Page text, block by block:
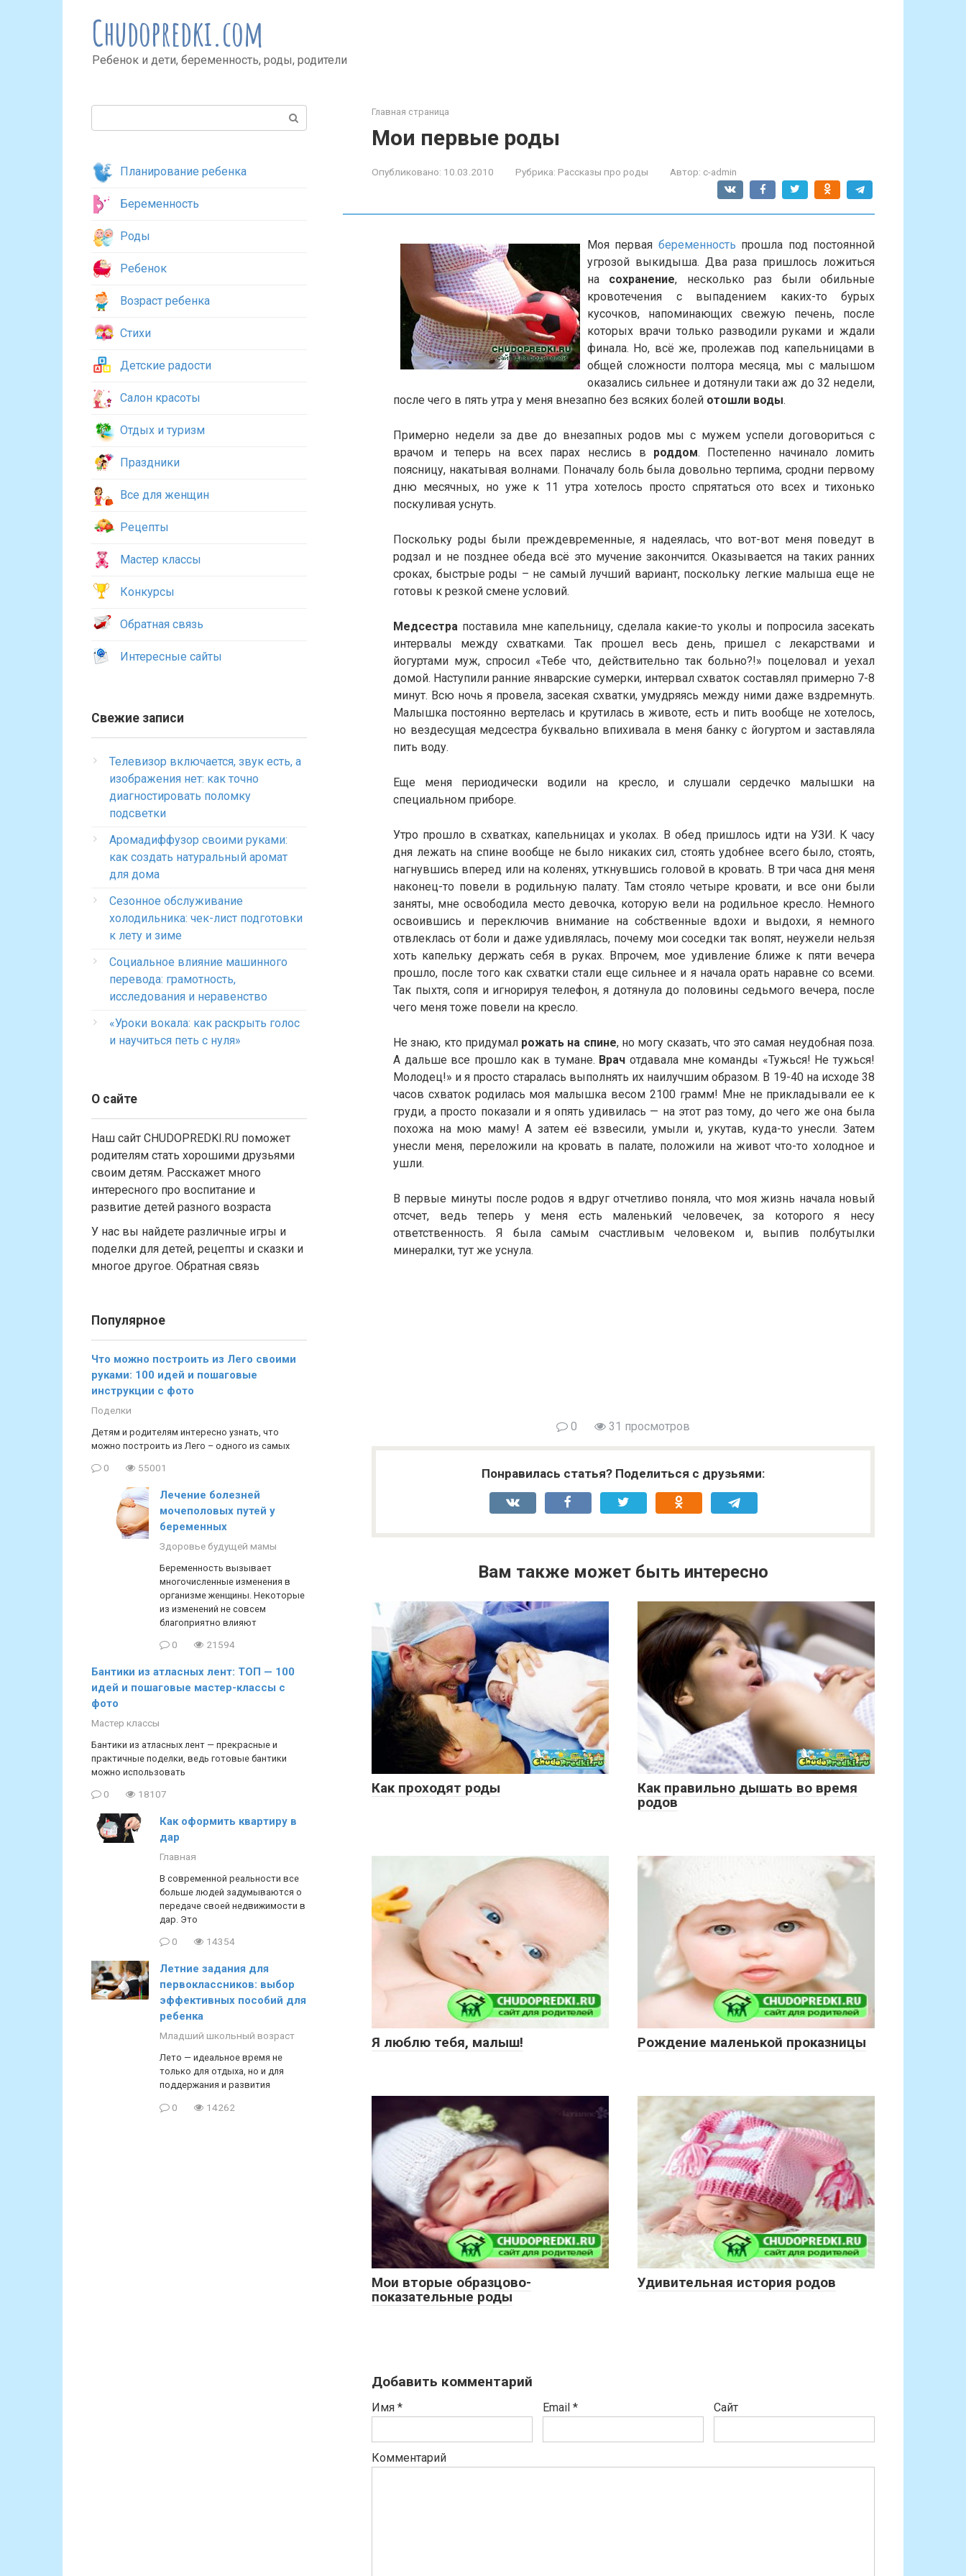
Chudopredki.com
Ребенок и дети, беременность, роды, родители
Главная страница
Мои первые роды
Опубликовано: 10.03.2010 Рубрика: Рассказы про роды Автор: c-admin
Моя первая беременность прошла под постоянной
угрозой выкидыша. Два раза пришлось ложиться
на сохранение, несколько раз были обильные
кровотечения с выпадением каких-то бурых
кусочков, напоминающих свежую печень, после
которых врачи только разводили руками и ждали
финала. Но, всё же, пролежав под капельницами в
общей сложности полтора месяца, мы с малышом
оказались сильнее и дотянули таки аж до 32 недели,
после чего в пять утра у меня внезапно без всяких болей отошли воды.
Примерно недели за две до внезапных родов мы с мужем успели договориться с
врачом и теперь на всех парах неслись в роддом. Постепенно начинало ломить
поясницу, накатывая волнами. Поначалу боль была довольно терпима, сродни первому
дню месячных, но уже к 11 утра хотелось просто спрятаться ото всех и тихонько
поскуливая уснуть.
Поскольку роды были преждевременные, я надеялась, что вот-вот меня поведут в
родзал и не позднее обеда всё это мучение закончится. Оказывается на таких ранних
сроках, быстрые роды – не самый лучший вариант, поскольку легкие малыша еще не
готовы к резкой смене условий.
Медсестра поставила мне капельницу, сделала какие-то уколы и попросила засекать
интервалы между схватками. Так прошел весь день, пришел с лекарствами и
йогуртами муж, спросил «Тебе что, действительно так больно?!» поцеловал и уехал
домой. Наступили ранние январские сумерки, интервал схваток составлял примерно 7-8
минут. Всю ночь я провела, засекая схватки, умудряясь между ними даже вздремнуть.
Малышка постоянно вертелась и крутилась в животе, есть и пить вообще не хотелось,
но вездесущая медсестра буквально впихивала в меня банку с йогуртом и заставляла
пить воду.
Еще меня периодически водили на кресло, и слушали сердечко малышки на
специальном приборе.
Утро прошло в схватках, капельницах и уколах. В обед пришлось идти на УЗИ. К часу
дня лежать на спине вообще не было никаких сил, стоять удобнее всего было, стоять,
нагнувшись вперед или на коленях, уткнувшись головой в кровать. В три часа дня меня
наконец-то повели в родильную палату. Там стояло четыре кровати, и все они были
заняты, мне освободила место девочка, которую вели на родильное кресло. Немного
освоившись и переключив внимание на собственные вдохи и выдохи, я немного
отвлеклась от боли и даже удивлялась, почему мои соседки так вопят, неужели нельзя
хоть капельку держать себя в руках. Впрочем, мое удивление ближе к пяти вечера
прошло, после того как схватки стали еще сильнее и я начала орать наравне со всеми.
Так пыхтя, сопя и игнорируя телефон, я дотянула до половины седьмого вечера, после
чего меня тоже повели на кресло.
Не знаю, кто придумал рожать на спине, но могу сказать, что это самая неудобная поза.
А дальше все прошло как в тумане. Врач отдавала мне команды «Тужься! Не тужься!
Молодец!» и я просто старалась выполнять их наилучшим образом. В 19-40 на исходе 38
часов схваток родилась моя малышка весом 2100 грамм! Мне не прикладывали ее к
груди, а просто показали и я опять удивилась — на этот раз тому, до чего же она была
похожа на мою маму! А затем её взвесили, умыли и, укутав, куда-то унесли. Затем
унесли меня, переложили на кровать в палате, положили на живот что-то холодное и
ушли.
В первые минуты после родов я вдруг отчетливо поняла, что моя жизнь начала новый
отсчет, ведь теперь у меня есть маленький человечек, за которого я несу
ответственность. Я была самым счастливым человеком и, выпив полбутылки
минералки, тут же уснула.
0 31 просмотров
Понравилась статья? Поделиться с друзьями:
Вам также может быть интересно
Как проходят роды
Как правильно дышать во время
родов
Я люблю тебя, малыш! Рождение маленькой проказницы
Мои вторые образцово-
показательные роды
Удивительная история родов
Добавить комментарий
Имя * Email * Сайт
Комментарий
Планирование ребенка
Беременность
Роды
Ребенок
Возраст ребенка
Стихи
Детские радости
Салон красоты
Отдых и туризм
Праздники
Все для женщин
Рецепты
Мастер классы
Конкурсы
Обратная связь
Интересные сайты
Свежие записи
Телевизор включается, звук есть, а
изображения нет: как точно
диагностировать поломку
подсветки
Аромадиффузор своими руками:
как создать натуральный аромат
для дома
Сезонное обслуживание
холодильника: чек-лист подготовки
к лету и зиме
Социальное влияние машинного
перевода: грамотность,
исследования и неравенство
«Уроки вокала: как раскрыть голос
и научиться петь с нуля»
О сайте
Наш сайт CHUDOPREDKI.RU поможет
родителям стать хорошими друзьями
своим детям. Расскажет много
интересного про воспитание и
развитие детей разного возраста
У нас вы найдете различные игры и
поделки для детей, рецепты и сказки и
многое другое. Обратная связь
Популярное
Что можно построить из Лего своими
руками: 100 идей и пошаговые
инструкции с фото
Поделки
Детям и родителям интересно узнать, что
можно построить из Лего – одного из самых
0 55001
Лечение болезней
мочеполовых путей у
беременных
Здоровье будущей мамы
Беременность вызывает
многочисленные изменения в
организме женщины. Некоторые
из изменений не совсем
благоприятно влияют
0 21594
Бантики из атласных лент: ТОП — 100
идей и пошаговые мастер-классы с
фото
Мастер классы
Бантики из атласных лент — прекрасные и
практичные поделки, ведь готовые бантики
можно использовать
0 18107
Как оформить квартиру в
дар
Главная
В современной реальности все
больше людей задумываются о
передаче своей недвижимости в
дар. Это
0 14354
Летние задания для
первоклассников: выбор
эффективных пособий для
ребенка
Младший школьный возраст
Лето — идеальное время не
только для отдыха, но и для
поддержания и развития
0 14262